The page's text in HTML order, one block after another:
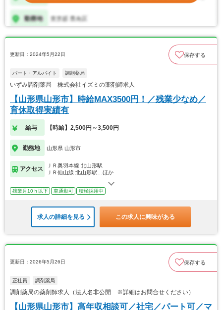
更新日：2024年5月22日 保存する
パート・アルバイト 調剤薬局
いずみ調剤薬局 株式会社イズミの薬剤師求人
【山形県山形市】時給MAX3500円！／残業少なめ／
育休取得実績有
給与 【時給】2,500円～3,500円
勤務地 山形県 山形市
アクセス
ＪＲ奥羽本線 北山形駅
ＪＲ仙山線 北山形駅…ほか
残業月10ｈ以下 車通勤可 積極採用中
求人の詳細を見る この求人に興味がある
更新日：2026年5月26日 保存する
正社員 調剤薬局
調剤薬局の薬剤師求人（法人名非公開 ※詳細はお問合せください）
【山形県山形市】高年収相談可／社宅／パート可／マ